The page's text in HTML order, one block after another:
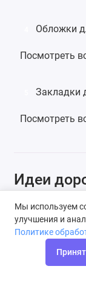
Обложки
Посмотреть
Закладки
Посмотреть
Идеи
Несмотря на
подарок, а
ситуации,
многом.
женщине,
Мы используем
улучшения и
Политике